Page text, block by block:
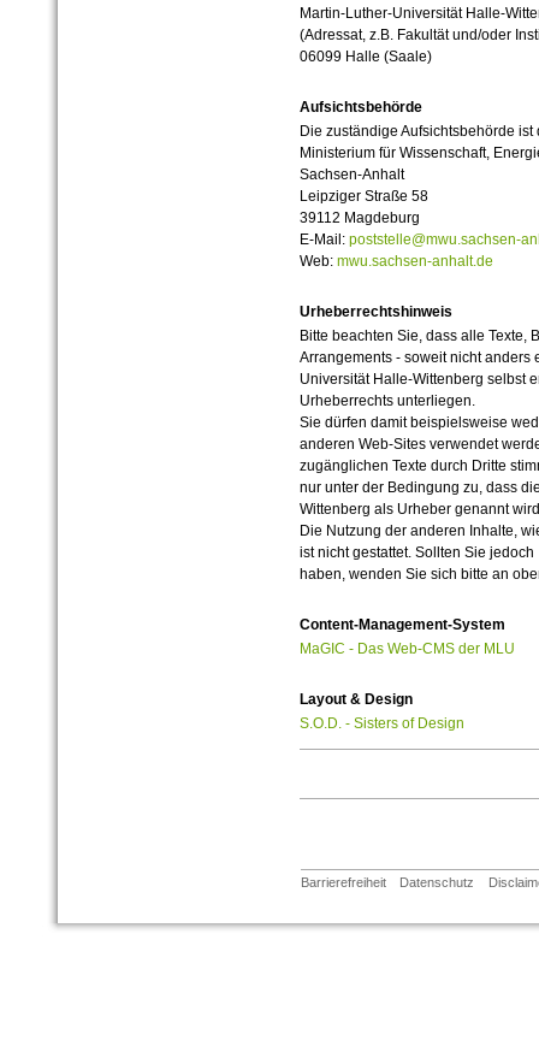
Martin-Luther-Universität Halle-
(Adressat, z.B. Fakultät und/oder
06099 Halle (Saale)
Aufsichtsbehörde
Die zuständige Aufsichtsbehörde ist
Ministerium für Wissenschaft,
Sachsen-Anhalt
Leipziger Straße 58
39112 Magdeburg
E-Mail: poststelle@mwu.sachsen-
Web: mwu.sachsen-anhalt.de
Urheberrechtshinweis
Bitte beachten Sie, dass alle Texte,
Arrangements - soweit nicht anders
Universität Halle-Wittenberg selbst
Urheberrechts unterliegen.
Sie dürfen damit beispielsweise
anderen Web-Sites verwendet
zugänglichen Texte durch Dritte
nur unter der Bedingung zu, dass
Wittenberg als Urheber genannt
Die Nutzung der anderen Inhalte,
ist nicht gestattet. Sollten Sie
haben, wenden Sie sich bitte an
Content-Management-System
MaGIC - Das Web-CMS der MLU
Layout & Design
S.O.D. - Sisters of Design
Barrierefreiheit Datenschutz